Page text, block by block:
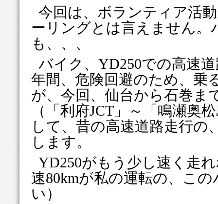
今回は、ボランティア活
ーリングとは言えません。
も、、、
バイク、YD250での高速
年間、危険回避のため、乗
が、今回、仙台から石巻ま
（「利府JCT」～「鳴瀬奥
して、昔の高速道路走行の
します。
YD250がもう少し速く走
速80kmが私の運転の、こ
い）